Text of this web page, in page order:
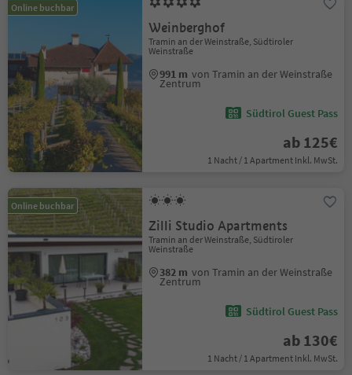
Online buchbar
Weinberghof
Tramin an der Weinstraße, Südtiroler
Weinstraße
991 m von Tramin an der Weinstraße
Zentrum
Südtirol Guest Pass
ab 125€
1 Nacht / 1 Apartment Inkl. MwSt.
Online buchbar
Zilli Studio Apartments
Tramin an der Weinstraße, Südtiroler
Weinstraße
382 m von Tramin an der Weinstraße
Zentrum
Südtirol Guest Pass
ab 130€
1 Nacht / 1 Apartment Inkl. MwSt.